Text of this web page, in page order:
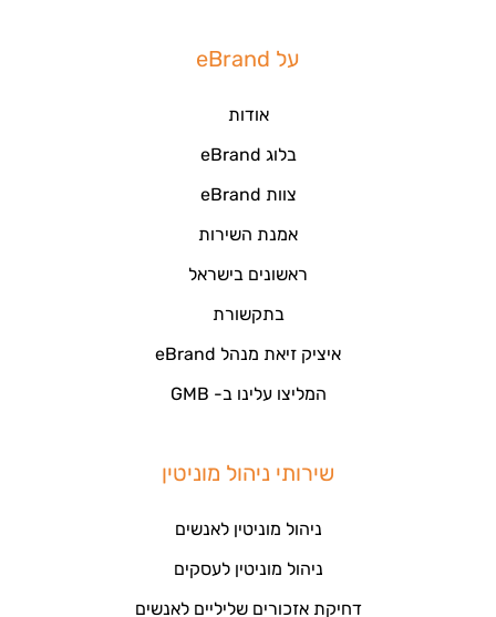
על eBrand
אודות
בלוג eBrand
צוות eBrand
אמנת השירות
ראשונים בישראל
בתקשורת
איציק זיאת מנהל eBrand
המליצו עלינו ב- GMB
שירותי ניהול מוניטין
ניהול מוניטין לאנשים
ניהול מוניטין לעסקים
דחיקת אזכורים שליליים לאנשים